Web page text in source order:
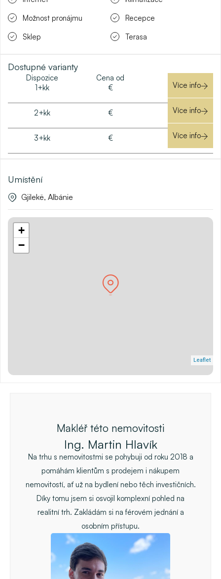
Možnost pronájmu
Recepce
Sklep
Terasa
Dostupné varianty
Dispozice
Cena od
1+kk
€ Více info
2+kk € Více info
3+kk € Více info
Umístění
Gjilekë, Albánie
+
−
Leaflet
Makléř této nemovitosti
Ing. Martin Hlavík
Na trhu s nemovitostmi se pohybuji od roku 2018 a
pomáhám klientům s prodejem i nákupem
nemovitostí, ať už na bydlení nebo těch investičních.
Díky tomu jsem si osvojil komplexní pohled na
realitní trh. Zakládám si na férovém jednání a
osobním přístupu.